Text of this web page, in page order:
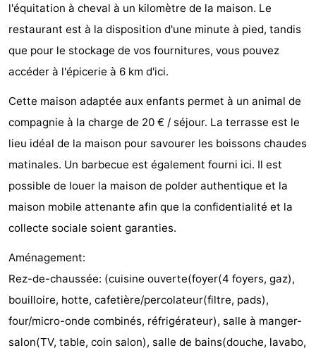
Resort
Waterdunen
-
Zwinhoeve
Last
minutes
Plages
Voir
faire
d'intérêt
-
Musées
-
Monuments
-
l'équitation à cheval à un kilomètre de la maison. Le
restaurant est à la disposition d'une minute à pied, tandis
que pour le stockage de vos fournitures, vous pouvez
accéder à l'épicerie à 6 km d'ici.
Cette maison adaptée aux enfants permet à un animal de
compagnie à la charge de 20 € / séjour. La terrasse est le
lieu idéal de la maison pour savourer les boissons chaudes
matinales. Un barbecue est également fourni ici. Il est
possible de louer la maison de polder authentique et la
maison mobile attenante afin que la confidentialité et la
collecte sociale soient garanties.
Aménagement:
Rez-de-chaussée: (cuisine ouverte(foyer(4 foyers, gaz),
bouilloire, hotte, cafetière/percolateur(filtre, pads),
four/micro-onde combinés, réfrigérateur), salle à manger-
salon(TV, table, coin salon), salle de bains(douche, lavabo,